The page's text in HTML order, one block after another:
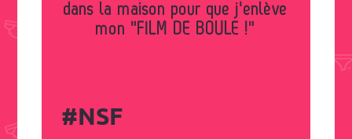
dans la maison pour que j'enlève
mon "FILM DE BOULE !"
#NSF